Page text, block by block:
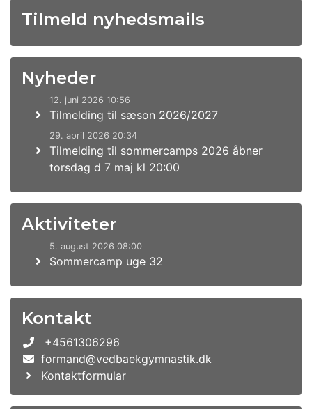
Tilmeld nyhedsmails
Nyheder
12. juni 2026 10:56
Tilmelding til sæson 2026/2027
29. april 2026 20:34
Tilmelding til sommercamps 2026 åbner
torsdag d 7 maj kl 20:00
Aktiviteter
5. august 2026 08:00
Sommercamp uge 32
Kontakt
+4561306296
formand@vedbaekgymnastik.dk
Kontaktformular